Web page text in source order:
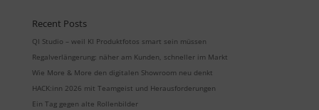
Recent Posts
QI Studio – weil KI Produktfotos smart sein müssen
Regalverlängerung: näher am Kunden, schneller im Markt
Wie More & More den digitalen Showroom neu denkt
HACK:inn 2026 mit Teamgeist und Herausforderungen
Ein Tag gegen alte Rollenbilder